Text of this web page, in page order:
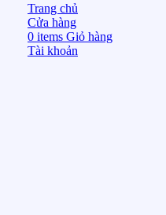
Trang chủ
Cửa hàng
0 items Giỏ hàng
Tài khoản